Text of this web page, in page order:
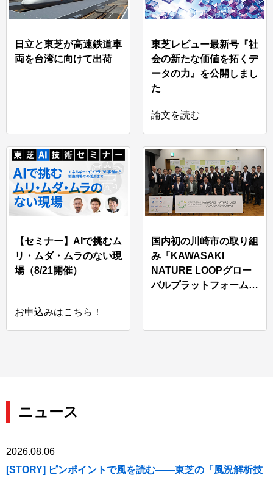
日立と東芝が高速鉄道車
両を台湾に向けて出荷
東芝レビュー最新号『社
会の新たな価値を拓くデ
ータの力』を公開しまし
た
論文を読む
【セミナー】AIで挑むム
リ・ムダ・ムラのない現
場（8/21開催）
お申込みはこちら！
国内初の川崎市の取り組
み「KAWASAKI
NATURE LOOPグロー
バルプラットフォーム」
ニュース
2026.08.06
[STORY] ピンポイントで風を読む――東芝の「風況解析技